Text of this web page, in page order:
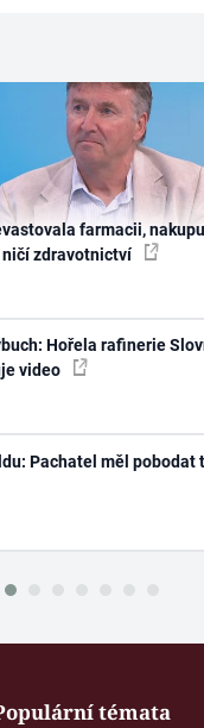
farmacii,
zdravotnictví
Hořela rafinerie
video
Pachatel měl pobodat
témata